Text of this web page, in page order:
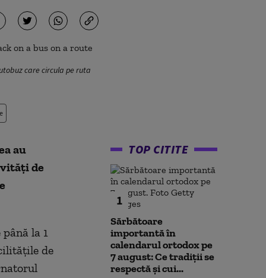
care circula pe ruta
au
de
la 1
de
TOP CITITE
1
Sărbătoare
importantă în
calendarul ortodox pe
7 august: Ce tradiții se
respectă și cui...